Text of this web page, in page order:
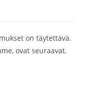
on täytettävä.
ovat seuraavat.